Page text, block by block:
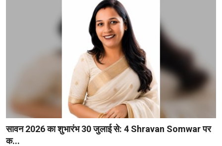
सावन 2026 का शुभारंभ 30 जुलाई से: 4 Shravan Somwar पर
क...